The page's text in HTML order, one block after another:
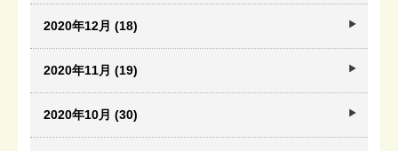
2020年12月 (18)
2020年11月 (19)
2020年10月 (30)